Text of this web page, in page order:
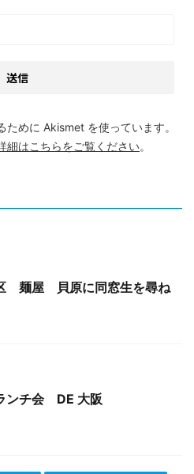
めに Akismet を使っています。
細はこちらをご覧ください。
麺屋 貝原に同窓生を尋ね
ンチ会 DE 大阪